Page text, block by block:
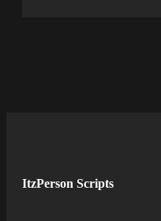
ItzPerson Scripts